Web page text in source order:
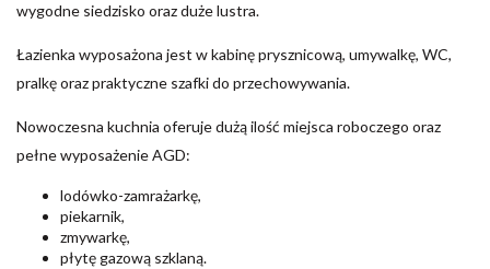
wygodne siedzisko oraz duże lustra.
Łazienka wyposażona jest w kabinę prysznicową, umywalkę, WC,
pralkę oraz praktyczne szafki do przechowywania.
Nowoczesna kuchnia oferuje dużą ilość miejsca roboczego oraz
pełne wyposażenie AGD:
lodówko-zamrażarkę,
piekarnik,
zmywarkę,
płytę gazową szklaną.